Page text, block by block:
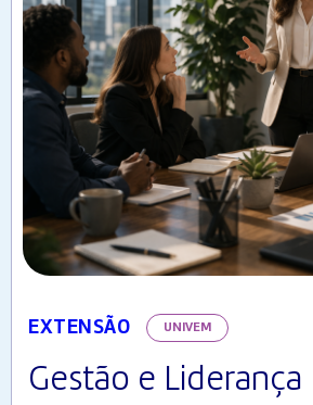
EXTENSÃO UNIVEM
Gestão e Liderança